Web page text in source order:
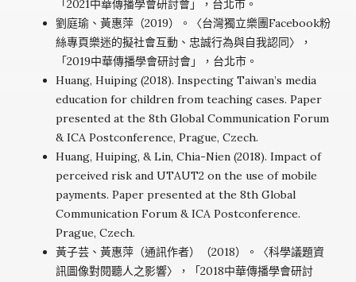
「2021中華傳播學會研討會」，台北市。
劉庭瑜、黃惠萍（2019）。〈台灣獨立樂團Facebook粉
絲專頁樂迷的擬社會互動、忠誠行為與自我認同〉，
「2019中華傳播學會研討會」，台北市。
Huang, Huiping (2018). Inspecting Taiwan’s media
education for children from teaching cases. Paper
presented at the 8th Global Communication Forum
& ICA Postconference, Prague, Czech.
Huang, Huiping, & Lin, Chia-Nien (2018). Impact of
perceived risk and UTAUT2 on the use of mobile
payments. Paper presented at the 8th Global
Communication Forum & ICA Postconference.
Prague, Czech.
黃子芸、黃惠萍（通訊作者）（2018）。〈科學議題資
訊圖像對閱聽人之影響〉，「2018中華傳播學會研討